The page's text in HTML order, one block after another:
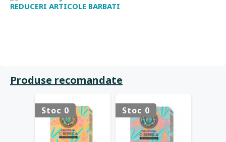
REDUCERI ARTICOLE BARBATI
Produse recomandate
Stoc 0 Stoc 0